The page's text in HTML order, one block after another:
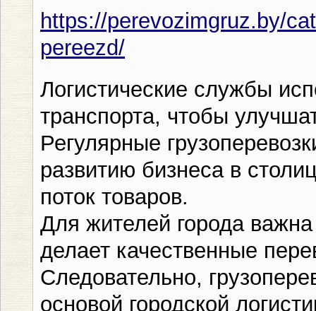
https://perevozimgruz.by/
pereezd/
Логистические службы
транспорта, чтобы
Регулярные
развитию бизнеса в
поток товаров.
Для жителей города важна
делает качественные
Следовательно,
основой городской